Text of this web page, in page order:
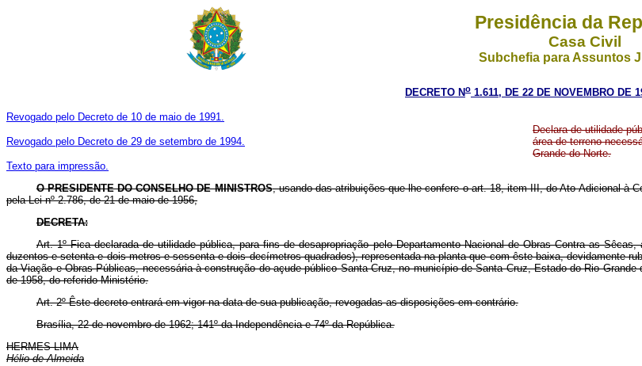
Presidência da
Casa Civil
Subchefia para Assuntos
DECRETO No 1.611, DE 22 DE NOVEMBRO DE
Revogado pelo Decreto de 10 de maio de 1991.
Revogado pelo Decreto de 29 de setembro de 1994.
Texto para impressão.
Declara de utilidade
área de terreno
Grande do Norte.
O PRESIDENTE DO CONSELHO DE MINISTROS, usando das atribuições que lhe confere o art. 18, item III, do Ato Adicional à
pela Lei nº 2.786, de 21 de maio de 1956,
DECRETA:
Art. 1º Fica declarada de utilidade pública, para fins de desapropriação pelo Departamento Nacional de Obras Contra as
duzentos e setenta e dois metros e sessenta e dois decímetros quadrados), representada na planta que com êste baixa, devidamente
da Viação e Obras Públicas, necessária à construção do açude público Santa Cruz, no município de Santa Cruz, Estado do Rio
de 1958, do referido Ministério.
Art. 2º Êste decreto entrará em vigor na data de sua publicação, revogadas as disposições em contrário.
Brasília, 22 de novembro de 1962; 141º da Independência e 74º da República.
HERMES LIMA
Hélio de Almeida